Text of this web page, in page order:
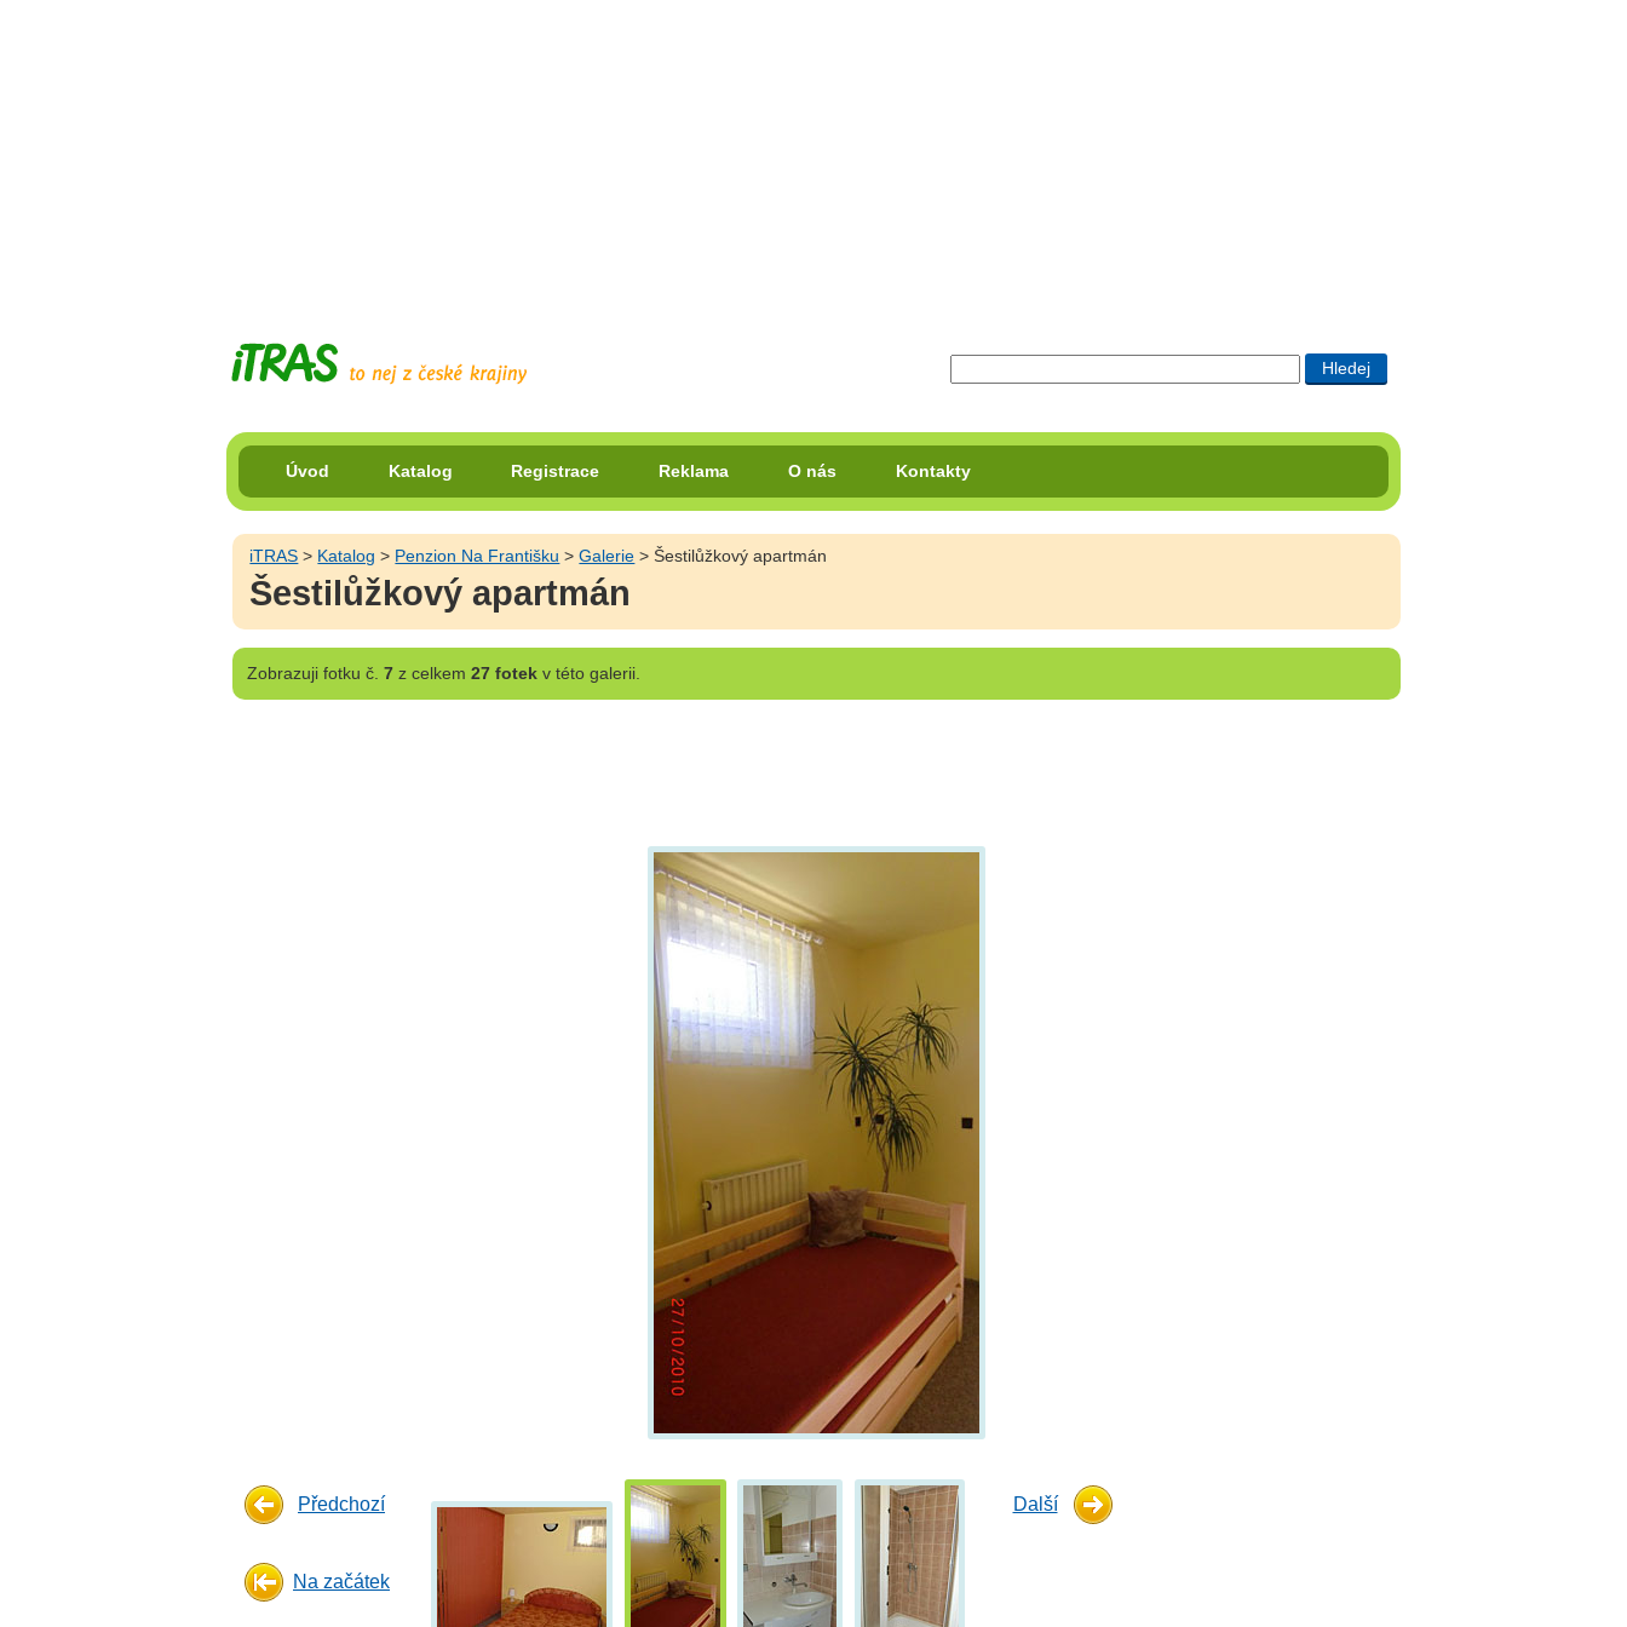
Úvod Katalog Registrace Reklama O nás Kontakty
iTRAS > Katalog > Penzion Na Františku >Galerie > Šestilůžkový apartmán
Šestilůžkový apartmán
Zobrazujifotku č. 7z celkem 27 fotekv této galerii.
Předchozí
Na začátek
Další